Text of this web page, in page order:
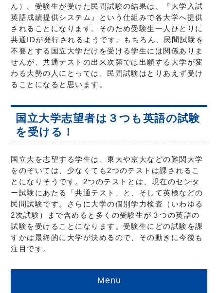
ん）。受験生が受けた民間試験の結果は、『大学入試
英語成績提供システム』という仕組みで各大学へ提供
されることになります。そのため受験生一人ひとりに
共通IDが発行されるようです。もちろん、民間試験を
不要とする国立大学だけを受ける学生には関係ありま
せんが、共通テストの出来次第では出願する大学が変
わる大勢の人にとっては、民間試験はとりあえず受け
ることになると思います。
国立大学志望者は３つも英語の試験
を受ける！
国立大を志望する学生は、東大や京大などの難関大学
をのぞいては、少なくても2つのテストは課されるこ
とになりそうです。2つのテストとは、現在のセンタ
ー試験にあたる「共通テスト」と、そして英検などの
民間試験です。さらに大学の個別学力検査（いわゆる
2次試験）まで含めると多くの受験生が３つの英語の
試験を受けることになります。受験生にどの試験を課
すかは最終的に大学が決めるので、その動きに今後も
注目です。
Menu